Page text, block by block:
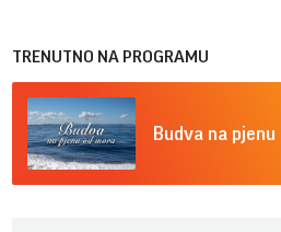
TRENUTNO NA PROGRAMU
Budva na